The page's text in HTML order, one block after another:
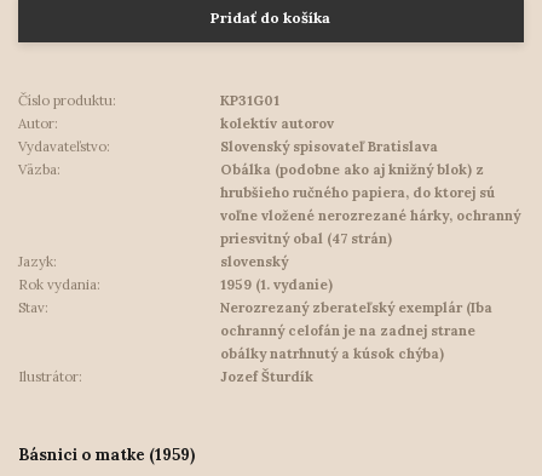
Pridať do košíka
Číslo produktu:
KP31G01
Autor:
kolektív autorov
Vydavateľstvo:
Slovenský spisovateľ Bratislava
Väzba:
Obálka (podobne ako aj knižný blok) z
hrubšieho ručného papiera, do ktorej sú
voľne vložené nerozrezané hárky, ochranný
priesvitný obal (47 strán)
Jazyk:
slovenský
Rok vydania:
1959 (1. vydanie)
Stav:
Nerozrezaný zberateľský exemplár (Iba
ochranný celofán je na zadnej strane
obálky natrhnutý a kúsok chýba)
Ilustrátor:
Jozef Šturdík
Básnici o matke (1959)